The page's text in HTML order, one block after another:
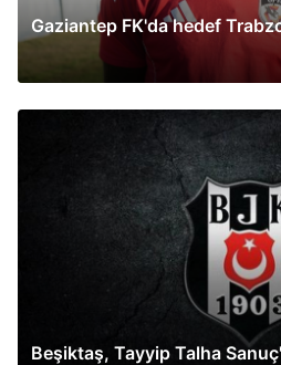
Gaziantep FK'da hedef
Beşiktaş, Tayyip Talha